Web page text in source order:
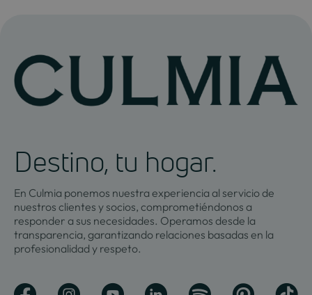
Destino, tu hogar.
En Culmia ponemos nuestra experiencia al servicio de
nuestros clientes y socios, comprometiéndonos a
responder a sus necesidades. Operamos desde la
transparencia, garantizando relaciones basadas en la
profesionalidad y respeto.